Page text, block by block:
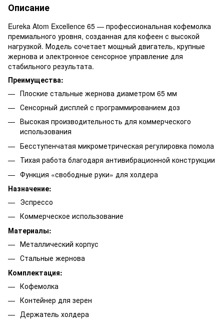
Описание
Eureka Atom Excellence 65 — профессиональная кофемолка
премиального уровня, созданная для кофеен с высокой
нагрузкой. Модель сочетает мощный двигатель, крупные
жернова и электронное сенсорное управление для
стабильного результата.
Преимущества:
Плоские стальные жернова диаметром 65 мм
Сенсорный дисплей с программированием доз
Высокая производительность для коммерческого
использования
Бесступенчатая микрометрическая регулировка помола
Тихая работа благодаря антивибрационной конструкции
Функция «свободные руки» для холдера
Назначение:
Эспрессо
Коммерческое использование
Материалы:
Металлический корпус
Стальные жернова
Комплектация:
Кофемолка
Контейнер для зерен
Держатель холдера